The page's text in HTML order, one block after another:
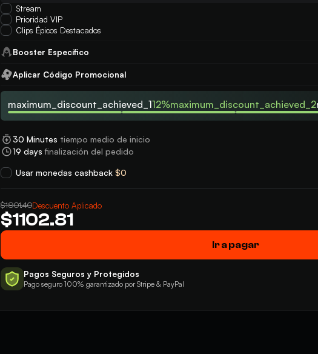
Stream
Prioridad VIP
Clips Épicos Destacados
Booster Específico
Aplicar Código Promocional
maximum_discount_achieved_112%maximum_discount_achieved_2
30 Minutes tiempo medio de inicio
19 days finalización del pedido
Usar monedas cashback $0
$1901.40Descuento Aplicado
$1102.81
Ir a pagar
Pagos Seguros y Protegidos
Pago seguro 100% garantizado por Stripe & PayPal